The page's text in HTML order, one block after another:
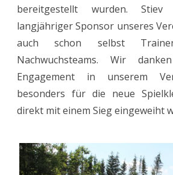
bereitgestellt wurden.
langjähriger Sponsor unseres
auch schon selbst
Nachwuchsteams. Wir
Engagement in unserem
besonders für die neue
direkt mit einem Sieg eingeweiht